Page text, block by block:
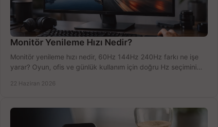
Monitör Yenileme Hızı Nedir?
Monitör yenileme hızı nedir, 60Hz 144Hz 240Hz farkı ne işe
yarar? Oyun, ofis ve günlük kullanım için doğru Hz seçimini
22 Haziran 2026